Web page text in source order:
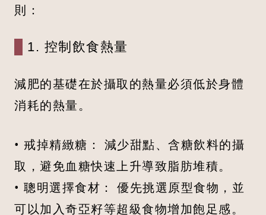
則：
1. 控制飲食熱量
減肥的基礎在於攝取的熱量必須低於身體
消耗的熱量。
• 戒掉精緻糖： 減少甜點、含糖飲料的攝
取，避免血糖快速上升導致脂肪堆積。
• 聰明選擇食材： 優先挑選原型食物，並
可以加入奇亞籽等超級食物增加飽足感。